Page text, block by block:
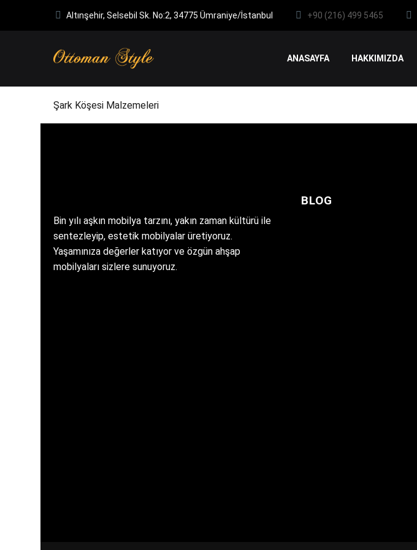
Altınşehir, Selsebil Sk. No:2, 34775 Ümraniye/İstanbul +90 (216) 499 5465
ANASAYFA HAKKIMIZDA
Şark Köşesi Malzemeleri
Bin yılı aşkın mobilya tarzını, yakın zaman kültürü ile
sentezleyip, estetik mobilyalar üretiyoruz.
Yaşamınıza değerler katıyor ve özgün ahşap
mobilyaları sizlere sunuyoruz.
BLOG